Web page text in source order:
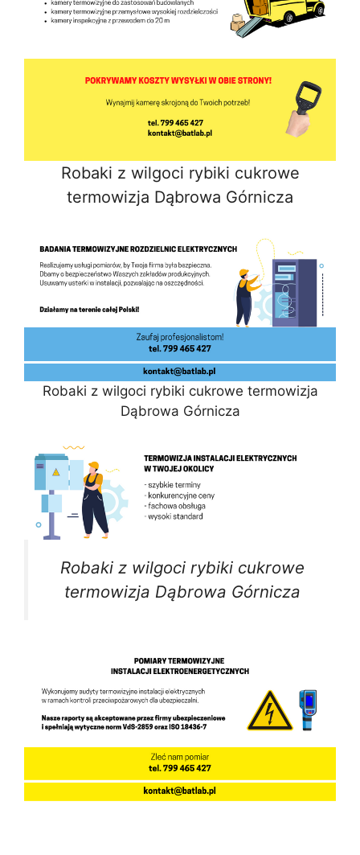
Robaki z wilgoci rybiki cukrowe
termowizja Dąbrowa Górnicza
Robaki z wilgoci rybiki cukrowe termowizja
Dąbrowa Górnicza
Robaki z wilgoci rybiki cukrowe
termowizja Dąbrowa Górnicza